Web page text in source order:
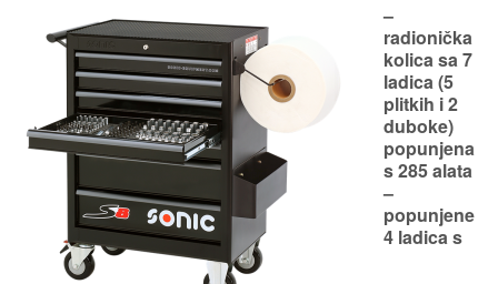
–
radionička
kolica sa 7
ladica(5
plitkih i 2
duboke)
popunjena
s285 alata
–
popunjene
4 ladica s